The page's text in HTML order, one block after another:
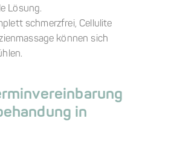
Lösung.
schmerzfrei, Cellulite
können sich
in